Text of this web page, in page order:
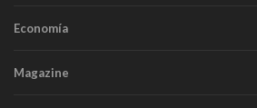
Economía
Magazine